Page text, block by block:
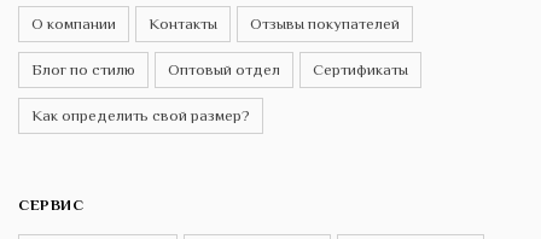
О компании Контакты Отзывы покупателей
Блог по стилю Оптовый отдел Сертификаты
Как определить свой размер?
СЕРВИС